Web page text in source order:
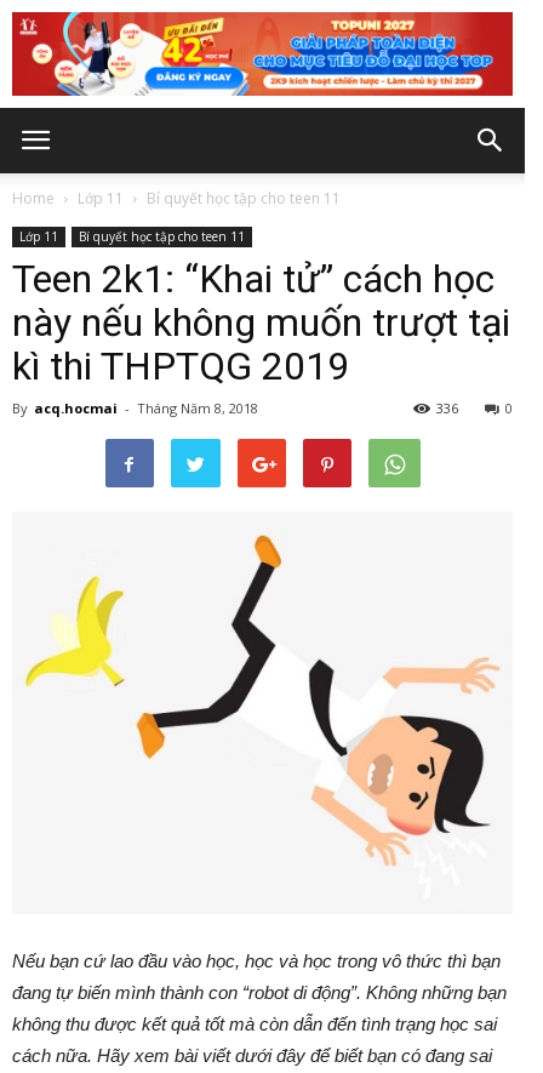
Home Lớp 11 Bí quyết học tập cho teen 11
Lớp 11 Bí quyết học tập cho teen 11
Teen 2k1: “Khai tử” cách học
này nếu không muốn trượt tại
kì thi THPTQG 2019
By acq.hocmai - Tháng Năm 8, 2018 0
336
Nếu bạn cứ lao đầu vào học, học và học trong vô thức thì bạn
đang tự biến mình thành con “robot di động”. Không những bạn
không thu được kết quả tốt mà còn dẫn đến tình trạng học sai
cách nữa. Hãy xem bài viết dưới đây để biết bạn có đang sai